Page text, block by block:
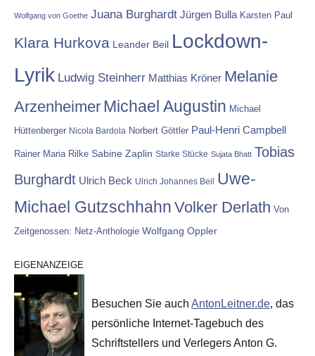
Wolfgang von Goethe Juana Burghardt Jürgen Bulla Karsten Paul
Klara Hurkova Leander Beil Lockdown-
Lyrik Ludwig Steinherr Matthias Kröner Melanie
Arzenheimer Michael Augustin Michael
Hüttenberger Nicola Bardola Norbert Göttler Paul-Henri Campbell
Rainer Maria Rilke Sabine Zaplin Starke Stücke Sujata Bhatt Tobias
Burghardt Ulrich Beck Ulrich Johannes Beil
Uwe-
Michael Gutzschhahn Volker Derlath Von
Zeitgenossen: Netz-Anthologie Wolfgang Oppler
EIGENANZEIGE
Besuchen Sie auch AntonLeitner.de, das
persönliche Internet-Tagebuch des
Schriftstellers und Verlegers Anton G.